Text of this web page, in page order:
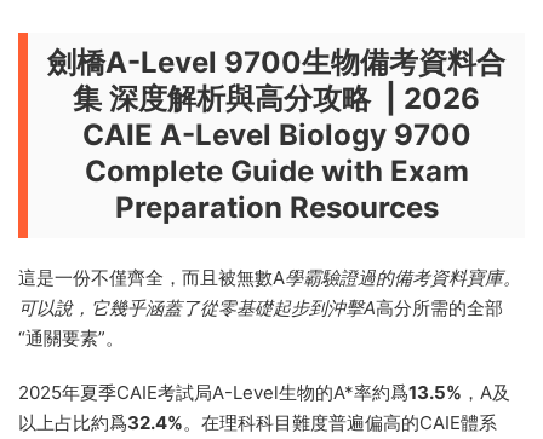
劍橋A-Level 9700生物備考資料合
集 深度解析與高分攻略 | 2026
CAIE A-Level Biology 9700
Complete Guide with Exam
Preparation Resources
這是一份不僅齊全，而且被無數A學霸驗證過的備考資料寶庫。
可以說，它幾乎涵蓋了從零基礎起步到沖擊A高分所需的全部
“通關要素”。
2025年夏季CAIE考試局A-Level生物的A*率約爲13.5% ，A及
以上占比約爲32.4%。在理科科目難度普遍偏高的CAIE體系